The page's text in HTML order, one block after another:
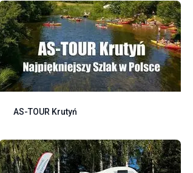
AS-TOUR Krutyń